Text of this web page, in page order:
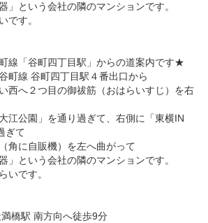
」という会社の隣のマンションです。
です。
線「谷町四丁目駅」からの道案内です★
町線 谷町四丁目駅４番出口から
西へ２つ目の御祓筋（おはらいすじ）を右
江公園」を通り過ぎて、右側に「東横IN
ぎて
角に自販機）を左へ曲がって
」という会社の隣のマンションです。
いです。
橋駅 南方向へ徒歩9分